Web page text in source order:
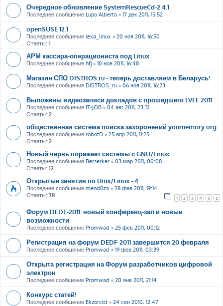
Очередное обновление SystemRescueCd-2.4.1
Последнее сообщение Lupo Alberto « 17 дек 2011, 15:52
openSUSE 12.1
Последнее сообщение lexa_linux « 20 ноя 2011, 16:50
Ответы: 1
АРМ кассира-операциониста под Linux
Последнее сообщение hfj « 10 ноя 2011, 16:48
Магазин СПО DISTROS.ru - теперь доставляем в Беларусь!
Последнее сообщение DISTROS_ru « 06 ноя 2011, 16:23
Выложены видеозаписи докладов с прошедшего LVEE 2011
Последнее сообщение IT-JOB « 04 авг 2011, 23:31
Ответы: 2
общественная система поиска захоронений youmemory.org
Последнее сообщение robotD « 25 апр 2011, 11:25
Ответы: 2
Новый червь поражает системы с GNU/Linux
Последнее сообщение Berserker « 03 мар 2011, 00:08
Ответы: 12
Открытые занятия по Unix/Linux - 4
Последнее сообщение mend0za « 28 фев 2011, 19:14
Ответы: 78 1 2 3 4 5 6
Форум DEDF-2011: новый конференц-зал и новые
возможности
Последнее сообщение Promwad « 25 фев 2011, 00:12
Регистрация на форум DEDF-2011 завершится 20 февраля
Последнее сообщение Promwad « 19 фев 2011, 03:39
Открыта регистрация на Форум разработчиков цифровой
электрон
Последнее сообщение Promwad « 20 янв 2011, 21:14
Конкурс статей!
Последнее сообщение Ekzorcist « 24 сен 2010, 12:47